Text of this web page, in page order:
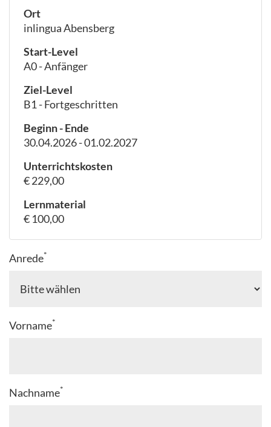
Ort
inlingua Abensberg
Start-Level
A0 - Anfänger
Ziel-Level
B1 - Fortgeschritten
Beginn - Ende
30.04.2026 - 01.02.2027
Unterrichtskosten
€ 229,00
Lernmaterial
€ 100,00
Anrede*
Vorname*
Nachname*